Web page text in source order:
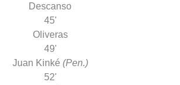
Descanso
45'
Oliveras
49'
Juan Kinké (Pen.)
52'